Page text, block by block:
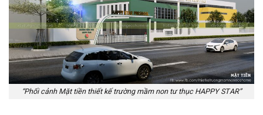
“Phối cảnh Mặt tiền thiết kế trường mầm non tư thục HAPPY STAR”